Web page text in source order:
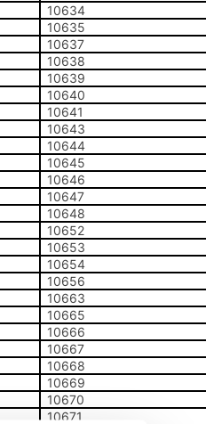
10634
10635
10637
10638
10639
10640
10641
10643
10644
10645
10646
10647
10648
10652
10653
10654
10656
10663
10665
10666
10667
10668
10669
10670
10671